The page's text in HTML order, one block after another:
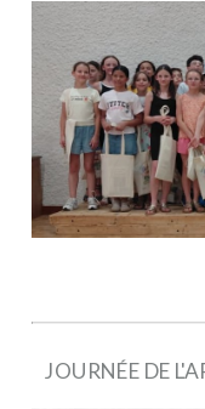
JOURNÉE DE